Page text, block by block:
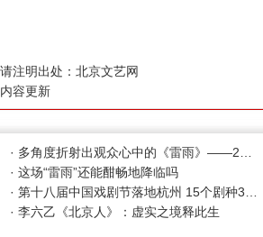
注明出处： 北京文艺网
容更新
· 这场“雷雨”还能酣畅地降临吗
· 李六乙《北京人》：虚实之境释此生